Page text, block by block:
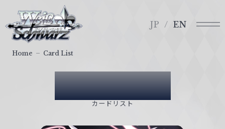
ァ
イ
JP EN
Card List
カードリスト
Home Card List